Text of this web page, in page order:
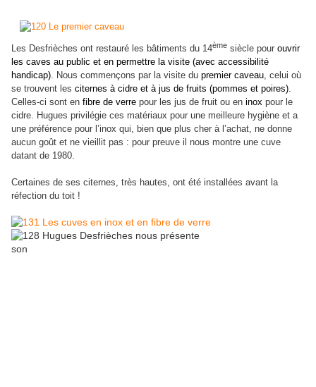
Les Desfrièches ont restauré les bâtiments du 14ème siècle pour ouvrir
les caves au public et en permettre la visite (avec accessibilité
handicap). Nous commençons par la visite du premier caveau, celui où
se trouvent les citernes à cidre et à jus de fruits (pommes et poires).
Celles-ci sont en fibre de verre pour les jus de fruit ou en inox pour le
cidre. Hugues privilégie ces matériaux pour une meilleure hygiène et a
une préférence pour l’inox qui, bien que plus cher à l’achat, ne donne
aucun goût et ne vieillit pas : pour preuve il nous montre une cuve
datant de 1980.
Certaines de ses citernes, très hautes, ont été installées avant la
réfection du toit !